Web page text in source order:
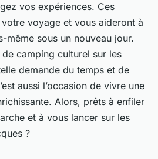
vos expériences. Ces
voyage et vous aideront à
même sous un nouveau jour.
camping culturel sur les
demande du temps et de
aussi l’occasion de vivre une
Alors, prêts à enfiler
et à vous lancer sur les
?